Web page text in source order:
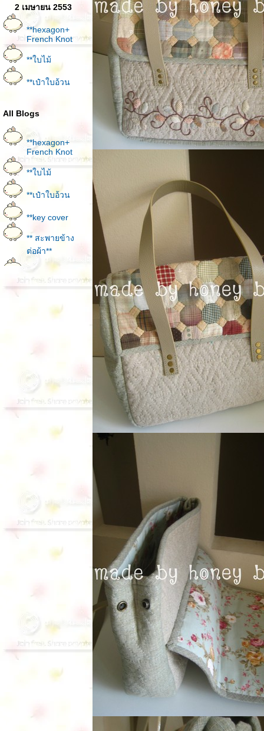
2 เมษายน 2553
**hexagon+
French Knot
**ใบไม้
**เป๋าใบอ้วน
All Blogs
**hexagon+
French Knot
**ใบไม้
**เป๋าใบอ้วน
**key cover
** สะพายข้าง
ต่อผ้า**
**log cabin
patten by ครูจิ
**กระเป๋าใบ
**log
cabin+hexagon
**เป๋าครูเตย มิต
ติ้งpantipครั้ง
**เป๋าสตางค์ใบ
กาแฟ**
**Lovely